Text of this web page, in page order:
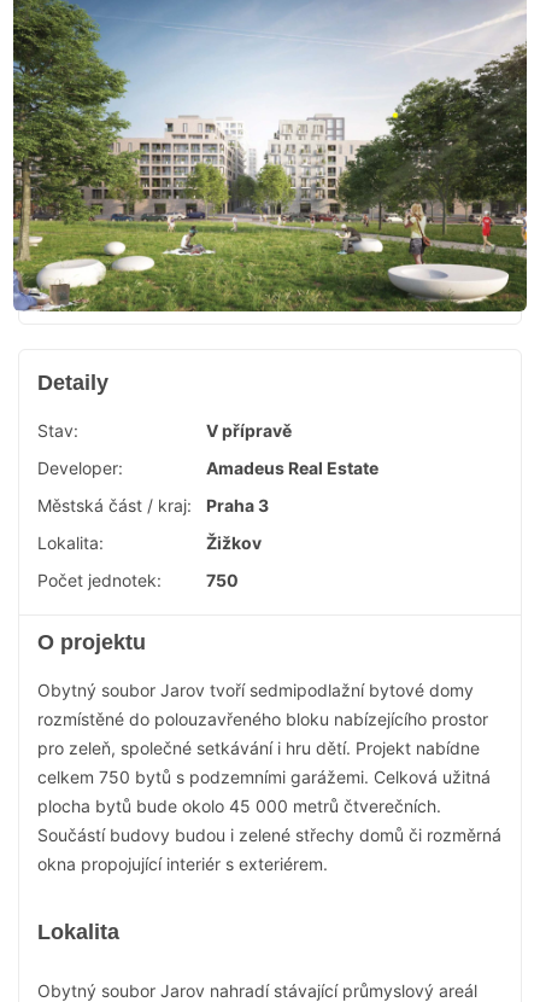
Detaily
Stav:
V přípravě
Developer:
Amadeus Real Estate
Městská část / kraj:
Praha 3
Lokalita:
Žižkov
Počet jednotek:
750
O projektu
Obytný soubor Jarov tvoří sedmipodlažní bytové domy
rozmístěné do polouzavřeného bloku nabízejícího prostor
pro zeleň, společné setkávání i hru dětí. Projekt nabídne
celkem 750 bytů s podzemními garážemi. Celková užitná
plocha bytů bude okolo 45 000 metrů čtverečních.
Součástí budovy budou i zelené střechy domů či rozměrná
okna propojující interiér s exteriérem.
Lokalita
Obytný soubor Jarov nahradí stávající průmyslový areál